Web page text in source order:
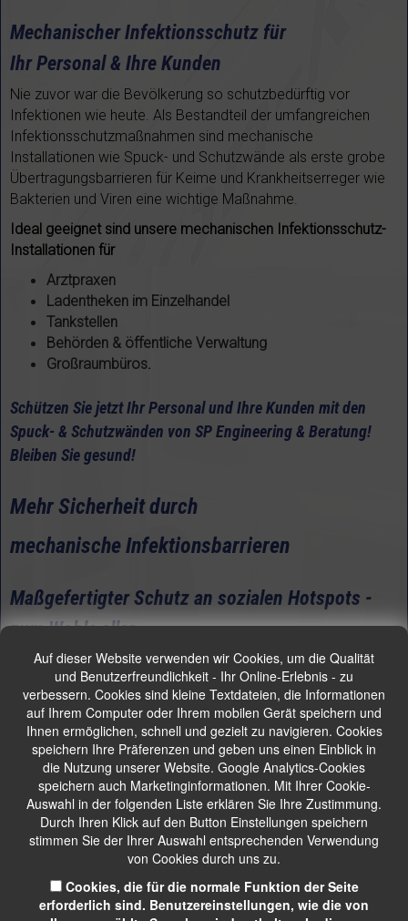
Mechanischer Infektionsschutz für
Ihr Personal & Ihre Kunden
Nie zuvor war die Bevölkerung so schutzbedürftig vor
Infektionen wie heute. Als Bestandteil der umfangreichen
Infektionsschutzmaßnahmen sind mechanische
Installationen wie Spuck- und Schutzwände als erste grobe
Übertragungsbarrieren für Keime und Krankheitserreger wie
Bakterien und Viren eine wichtige Maßnahme.
Ideal geeignet sind unsere mechanischen Infektionsschutz-
Installationen für
Arztpraxen
Ladentheken im Einzelhandel
Tankstellen
Behörden & öffentliche Verwaltung
Großraumbüros.
Schützen Sie jetzt Ihr Personal und Ihre Kunden mit den
Spuck- & Schutzwänden von SP Engineering & Beratung!
Bleiben Sie gesund!
Mehr Sicherheit durch
mechanische Infektionsbarrieren
Maßgefertigter Schutz an sozialen Hotspots -
zum Wohle aller
Previous
Auf dieser Website verwenden wir Cookies, um die Qualität
und Benutzerfreundlichkeit - Ihr Online-Erlebnis - zu
verbessern. Cookies sind kleine Textdateien, die Informationen
auf Ihrem Computer oder Ihrem mobilen Gerät speichern und
Ihnen ermöglichen, schnell und gezielt zu navigieren. Cookies
speichern Ihre Präferenzen und geben uns einen Einblick in
die Nutzung unserer Website. Google Analytics-Cookies
speichern auch Marketinginformationen. Mit Ihrer Cookie-
Auswahl in der folgenden Liste erklären Sie Ihre Zustimmung.
Durch Ihren Klick auf den Button Einstellungen speichern
stimmen Sie der Ihrer Auswahl entsprechenden Verwendung
von Cookies durch uns zu.
Cookies, die für die normale Funktion der Seite
erforderlich sind. Benutzereinstellungen, wie die von